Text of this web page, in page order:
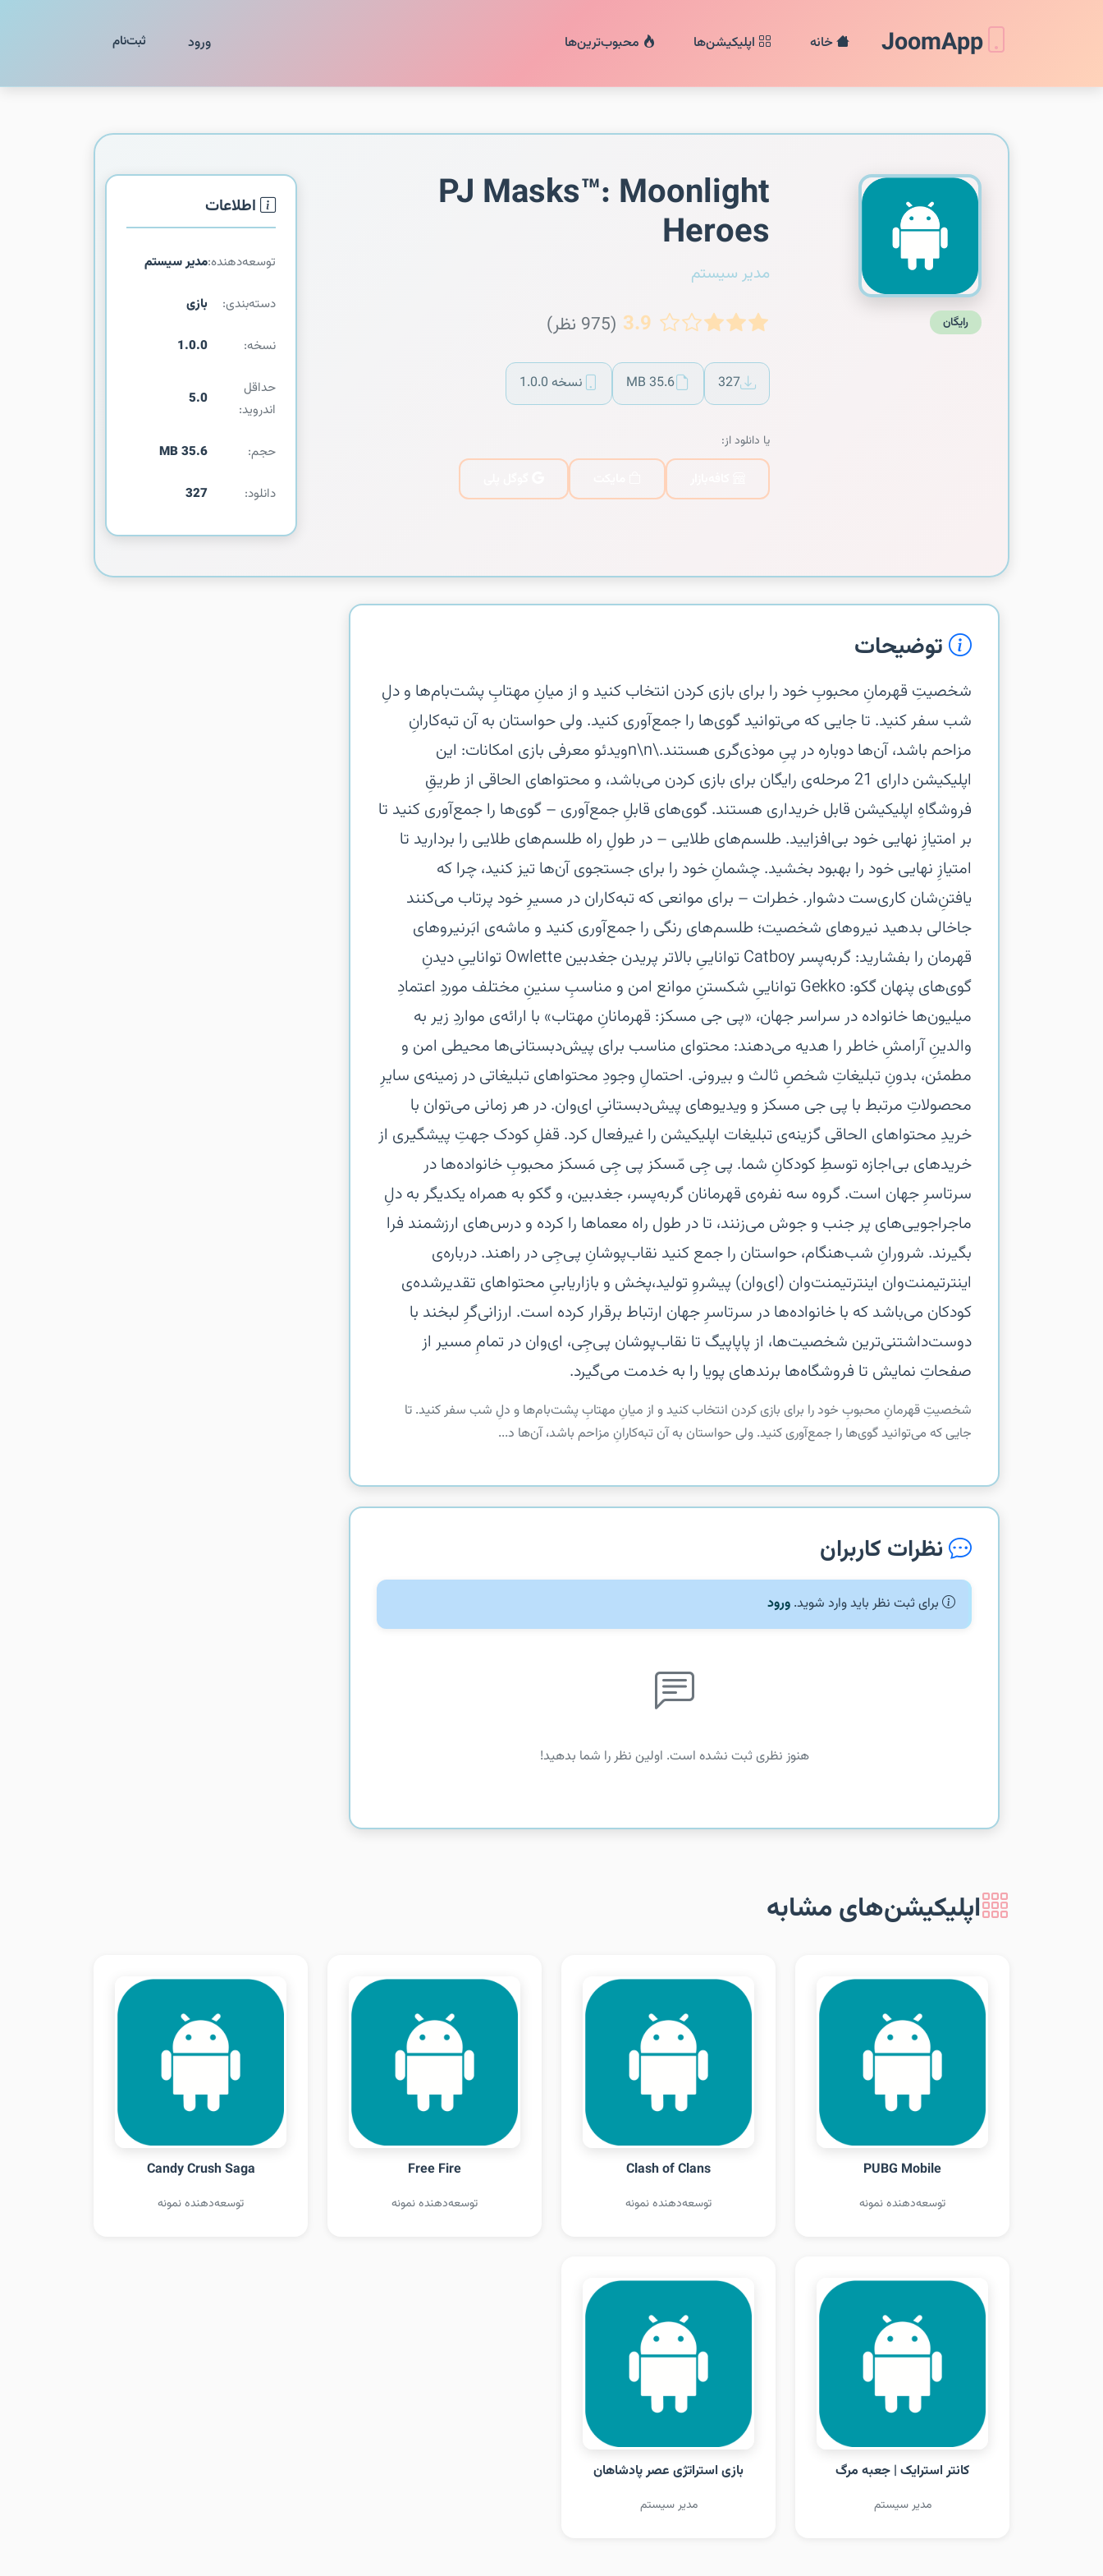
JoomApp خانه اپلیکیشن‌ها محبوب‌ترین‌ها ورود ثبت‌نام
رایگان
PJ Masks™: Moonlight
Heroes
مدیر سیستم
3.9 (975 نظر)
327
35.6 MB نسخه 1.0.0
یا دانلود از:
اطلاعات
توسعه‌دهنده:مدیر سیستم
دسته‌بندی: بازی
نسخه: 1.0.0
حداقل
اندروید:
5.0
حجم: 35.6 MB
دانلود: 327
توضیحات
‏‏شخصیتِ قهرمانِ محبوبِ خود را برای بازی کردن انتخاب کنید و از میانِ مهتابِ پشت‌بام‌ها و دلِ
شب سفر کنید. تا جایی که می‌توانید گوی‌ها را جمع‌آوری کنید. ولی حواستان به آن تبه‌کارانِ
مزاحم باشد، آن‌ها دوباره در پیِ موذی‌گری هستند.\n\nویدئو معرفی بازی‏ امکانات:‏ این
اپلیکیشن دارای 21 مرحله‌ی رایگان برای بازی کردن می‌باشد، و محتواهای الحاقی از طریقِ
فروشگاهِ اپلیکیشن قابل خریداری هستند.‏ گوی‌های قابلِ جمع‌آوری – گوی‌ها را جمع‌آوری کنید تا
بر امتیازِ نهایی خود بی‌افزایید.‏ طلسم‌های طلایی – در طولِ راه طلسم‌های طلایی را بردارید تا
امتیازِ نهایی خود را بهبود بخشید. چشمانِ خود را برای جستجوی آن‌ها تیز کنید، چرا که
یافتنِ‌شان کاری‌ست دشوار.‏ خطرات – برای موانعی که تبه‌کاران در مسیرِ خود پرتاب می‌کنند
جاخالی بدهید‏ نیروهای شخصیت؛‏ طلسم‌های رنگی را جمع‌آوری کنید و ماشه‌ی ابَرنیروهای
قهرمان را بفشارید:‏ گربه‌پسر Catboy‏ تواناییِ بالاتر پریدن‏ جغدبین Owlette‏ تواناییِ دیدنِ
گوی‌های پنهان‏ گکو: Gekko‏ تواناییِ شکستنِ موانع‏ امن و مناسبِ سنینِ مختلف‏ موردِ اعتمادِ
میلیون‌ها خانواده در سراسر جهان، «پی جی مسکز: قهرمانانِ مهتاب» با ارائه‌ی مواردِ زیر به
والدینِ آرامشِ خاطر را هدیه می‌دهند:‏ محتوای مناسب برای پیش‌دبستانی‌ها‏ محیطی امن و
مطمئن، بدونِ تبلیغاتِ شخصِ ثالث و بیرونی.‏ احتمالِ وجودِ محتواهای تبلیغاتی در زمینه‌ی سایرِ
محصولاتِ مرتبط با پی جی مسکز و ویدیوهای پیش‌دبستانیِ ای‌وان.‏ در هر زمانی می‌توان با
خریدِ محتواهای الحاقی گزینه‌ی تبلیغات اپلیکیشن را غیرفعال کرد.‏ قفلِ کودک جهتِ پیشگیری از
خریدهای بی‌اجازه‌ توسطِ کودکانِ شما.‏ پی جِی مّسکز‏ پی جِی مَسکز محبوبِ خانواده‌ها در
سرتاسرِ جهان است. گروه‌ سه نفره‌ی قهرمانان گربه‌پسر، جغدبین، و گکو به همراه یکدیگر به دلِ
ماجراجویی‌های پر جنب و جوش می‌زنند، تا در طول راه معماها را کرده و درس‌های ارزشمند فرا
بگیرند. شرورانِ شب‌هنگام، حواستان را جمع کنید نقاب‌پوشانِ پی‌جِی در راهند.‏ درباره‌ی
اینترتیمنت‌وان‏ اینترتیمنت‌وان (ای‌وان) پیشروِ تولید،پخش و بازاریابیِ محتواهای تقدیرشده‌ی
کودکان می‌باشد که با خانواده‌ها در سرتاسرِ جهان ارتباط برقرار کرده است. ارزانی‌گرِ لبخند با
دوست‌داشتنی‌ترین شخصیت‌ها، از پاپاپیگ تا نقاب‌پوشان پی‌جِی، ای‌وان در تمامِ مسیر از
صفحاتِ نمایش تا فروشگاه‌ها برندهای پویا را به خدمت می‌گیرد.
‏‏شخصیتِ قهرمانِ محبوبِ خود را برای بازی کردن انتخاب کنید و از میانِ مهتابِ پشت‌بام‌ها و دلِ شب سفر کنید. تا
جایی که می‌توانید گوی‌ها را جمع‌آوری کنید. ولی حواستان به آن تبه‌کارانِ مزاحم باشد، آن‌ها د...
نظرات کاربران
برای ثبت نظر باید وارد شوید. ورود
هنوز نظری ثبت نشده است. اولین نظر را شما بدهید!
اپلیکیشن‌های مشابه
PUBG Mobile
توسعه‌دهنده نمونه
Clash of Clans
توسعه‌دهنده نمونه
Free Fire
توسعه‌دهنده نمونه
Candy Crush Saga
توسعه‌دهنده نمونه
کانتر استرایک | جعبه مرگ
مدیر سیستم
بازی استراتژی عصر پادشاهان
مدیر سیستم